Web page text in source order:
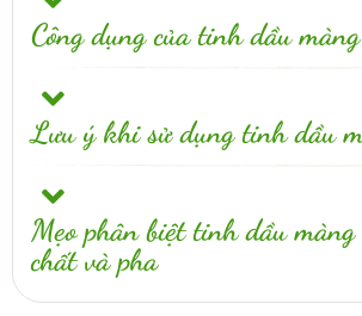
Công dụng của tinh dầu
Lưu ý khi sử dụng tinh dầu
Mẹo phân biệt tinh dầu
chất và pha